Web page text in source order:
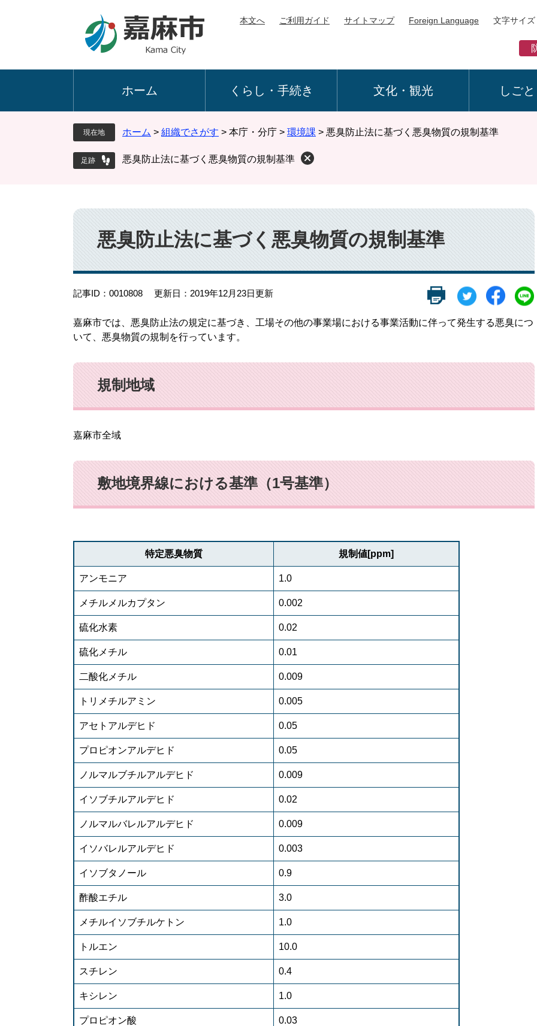
本文へ ご利用ガイド サイトマップ Foreign Language 文字サイズ
ホーム くらし・手続き 文化・観光 しご
現在地 ホーム > 組織でさがす > 本庁・分庁 > 環境課 > 悪臭防止法に基づく悪臭物質の規制基準
悪臭防止法に基づく悪臭物質の規制基準
本
文
悪臭防止法に基づく悪臭物質の規制基準
記事ID：0010808 更新日：2019年12月23日更新
嘉麻市では、悪臭防止法の規定に基づき、工場その他の事業場における事業活動に伴って発生する悪臭につ
いて、悪臭物質の規制を行っています。
規制地域
嘉麻市全域
敷地境界線における基準（1号基準）
特定悪臭物質 規制値[ppm]
アンモニア 1.0
メチルメルカプタン 0.002
硫化水素 0.02
硫化メチル 0.01
二酸化メチル 0.009
トリメチルアミン 0.005
アセトアルデヒド 0.05
プロピオンアルデヒド 0.05
ノルマルブチルアルデヒド 0.009
イソブチルアルデヒド 0.02
ノルマルバレルアルデヒド 0.009
イソバレルアルデヒド 0.003
イソブタノール 0.9
酢酸エチル 3.0
メチルイソブチルケトン 1.0
トルエン 10.0
スチレン 0.4
キシレン 1.0
プロピオン酸 0.03